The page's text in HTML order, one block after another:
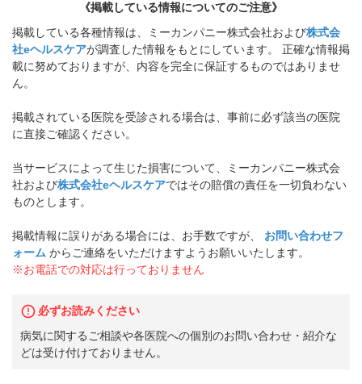
《掲載している情報についてのご注意》
掲載している各種情報は、ミーカンパニー株式会社および株式会
社eヘルスケアが調査した情報をもとにしています。 正確な情報掲
載に努めておりますが、内容を完全に保証するものではありませ
ん。
掲載されている医院を受診される場合は、事前に必ず該当の医院
に直接ご確認ください。
当サービスによって生じた損害について、ミーカンパニー株式会
社および株式会社eヘルスケアではその賠償の責任を一切負わない
ものとします。
掲載情報に誤りがある場合には、お手数ですが、
お問い合わせフ
ォーム からご連絡をいただけますようお願いいたします。
※お電話での対応は行っておりません
必ずお読みください
病気に関するご相談や各医院への個別のお問い合わせ・紹介な
どは受け付けておりません。